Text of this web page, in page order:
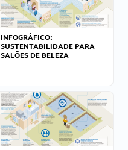
INFOGRÁFICO:
SUSTENTABILIDADE PARA
SALÕES DE BELEZA